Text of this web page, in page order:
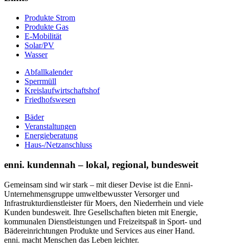
Produkte Strom
Produkte Gas
E-Mobilität
Solar/PV
Wasser
Abfallkalender
Sperrmüll
Kreislaufwirtschaftshof
Friedhofswesen
Bäder
Veranstaltungen
Energieberatung
Haus-/Netzanschluss
enni. kundennah – lokal, regional, bundesweit
Gemeinsam sind wir stark – mit dieser Devise ist die Enni-
Unternehmensgruppe umweltbewusster Versorger und
Infrastrukturdienstleister für Moers, den Niederrhein und viele
Kunden bundesweit. Ihre Gesellschaften bieten mit Energie,
kommunalen Dienstleistungen und Freizeitspaß in Sport- und
Bädereinrichtungen Produkte und Services aus einer Hand.
enni. macht Menschen das Leben leichter.